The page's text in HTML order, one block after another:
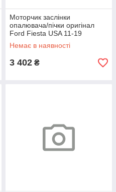
Моторчик заслінки
опалювача/пічки оригінал
Ford Fiesta USA 11-19
Немає в наявності
3 402 ₴